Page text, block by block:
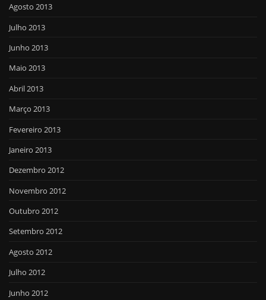
Agosto 2013
Julho 2013
Junho 2013
Maio 2013
Abril 2013
Março 2013
Fevereiro 2013
Janeiro 2013
Dezembro 2012
Novembro 2012
Outubro 2012
Setembro 2012
Agosto 2012
Julho 2012
Junho 2012